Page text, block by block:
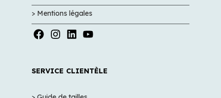
> Mentions légales
SERVICE CLIENTÈLE